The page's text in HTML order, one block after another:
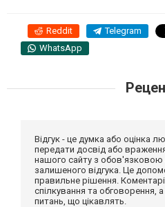
Reddit Telegram
WhatsApp
Відгук - це думка або оцінка
передати досвід або
нашого сайту з обов'язковою
залишеного відгука. Це
правильне рішення.
спілкування та обговорення,
питань, що цікавлять.